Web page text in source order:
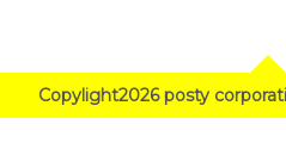
Copylight2026 posty